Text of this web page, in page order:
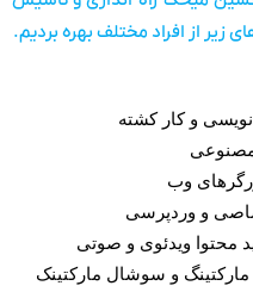
از افراد مختلف بهره بردیم.
و کار کشته
وب
و وردپرسی
محتوا ویدئوی و صوتی
مارکتینگ و سوشال مارکتینک